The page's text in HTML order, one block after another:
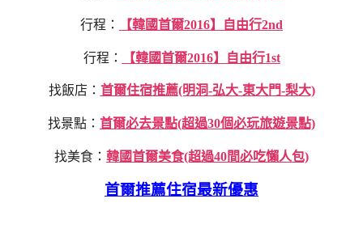
行程： 【韓國首爾2016】自由行2nd
行程： 【韓國首爾2016】自由行1st
找飯店： 首爾住宿推薦(明洞-弘大-東大門-梨大)
找景點： 首爾必去景點(超過30個必玩旅遊景點)
找美食： 韓國首爾美食(超過40間必吃懶人包)
首爾推薦住宿最新優惠